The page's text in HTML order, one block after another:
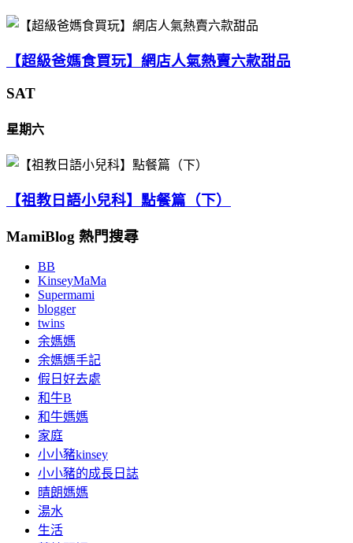
【超級爸媽食買玩】網店人氣熱賣六款甜品
SAT
星期六
【祖教日語小兒科】點餐篇（下）
MamiBlog 熱門搜尋
BB
KinseyMaMa
Supermami
blogger
twins
余媽媽
余媽媽手記
假日好去處
和牛B
和牛媽媽
家庭
小小豬kinsey
小小豬的成長日誌
晴朗媽媽
湯水
生活